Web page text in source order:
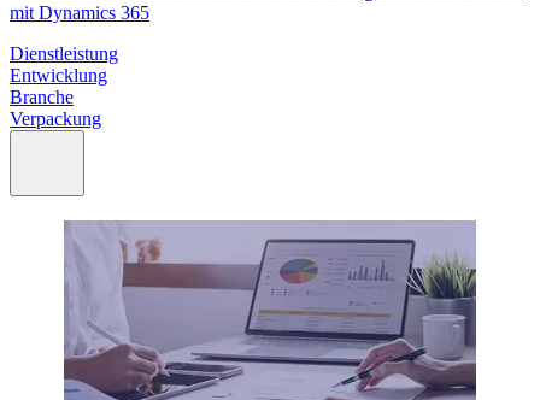
mit Dynamics 365
Dienstleistung
Entwicklung
Branche
Verpackung